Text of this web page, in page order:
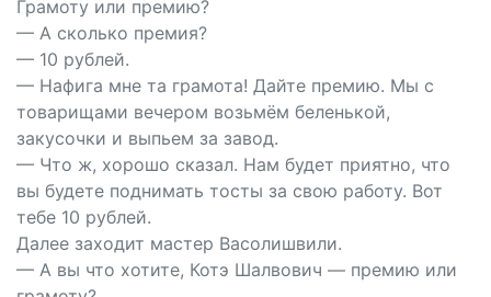
Грамоту или премию?
— А сколько премия?
— 10 рублей.
— Нафига мне та грамота! Дайте премию. Мы с
товарищами вечером возьмём беленькой,
закусочки и выпьем за завод.
— Что ж, хорошо сказал. Нам будет приятно, что
вы будете поднимать тосты за свою работу. Вот
тебе 10 рублей.
Далее заходит мастер Васолишвили.
— А вы что хотите, Котэ Шалвович — премию или